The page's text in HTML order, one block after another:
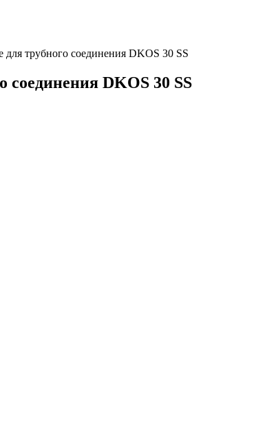
для трубного соединения DKOS 30 SS
соединения DKOS 30 SS